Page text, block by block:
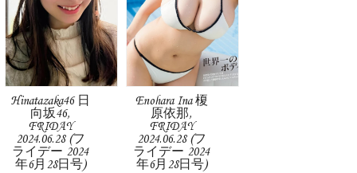
Hinatazaka46 日
向坂46,
FRIDAY
2024.06.28 (フ
ライデー 2024
年6月28日号)
Enohara Ina 榎
原依那,
FRIDAY
2024.06.28 (フ
ライデー 2024
年6月28日号)